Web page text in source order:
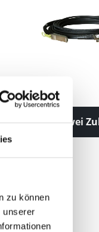
zu können
unserer
Huawei